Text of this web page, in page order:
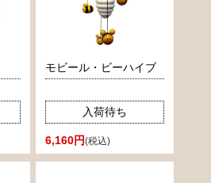
モビール・ビーハイブ
入荷待ち
6,160円(税込)